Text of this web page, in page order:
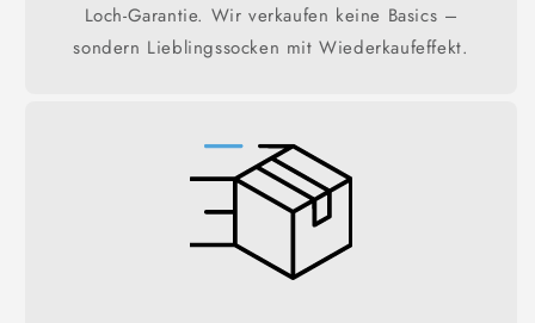
Loch-Garantie. Wir verkaufen keine Basics –
sondern Lieblingssocken mit Wiederkaufeffekt.